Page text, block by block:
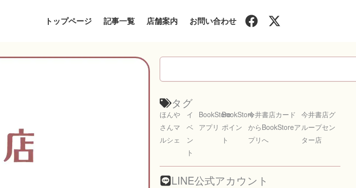
トップページ 記事一覧 店舗案内 お問い合わせ F
a
e
o
X
-
w
t
r
検
タグ
ほんや
さんマ
ルシェ
イ
ベ
ン
ト
BookStore
アプリ
BookStore
ポイン
ト
今井書店カード
からBookStoreア
プリへ
今井書店グ
ループセン
ター店
LINE公式アカウント